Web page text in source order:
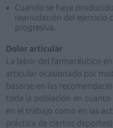
Cuando se haya
reanudación del ejercicio
progresiva.
Dolor articular
La labor del farmacéutico
articular ocasionado por
basarse en las
toda la población en
en el trabajo como en las
práctica de ciertos